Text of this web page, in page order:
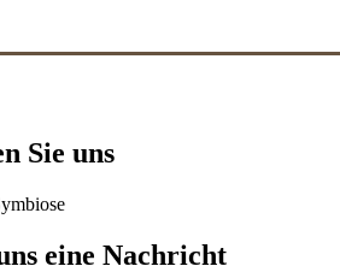
Sie uns
eine Nachricht